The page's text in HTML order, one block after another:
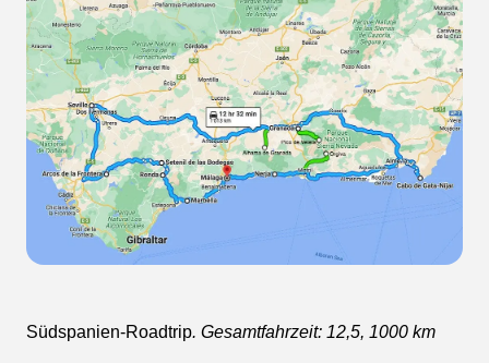
Südspanien-Roadtrip. Gesamtfahrzeit: 12,5, 1000 km